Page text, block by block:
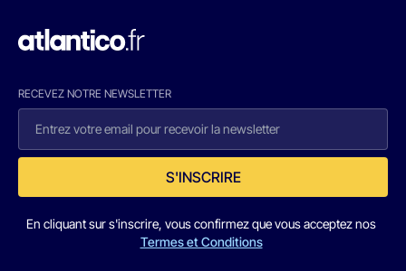
RECEVEZ NOTRE NEWSLETTER
S'INSCRIRE
En cliquant sur s'inscrire, vous confirmez que vous acceptez nos
Termes et Conditions